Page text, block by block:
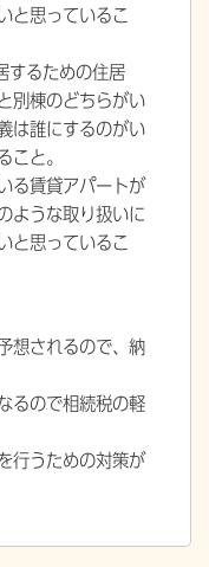
と思っているこ
するための住居
別棟のどちらがい
は誰にするのがい
こと。
る賃貸アパートが
ような取り扱いに
と思っているこ
想されるので、納
るので相続税の軽
行うための対策が